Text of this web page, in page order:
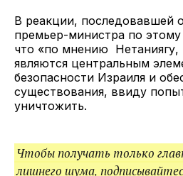
В реакции, последовавшей
премьер-министра по
что «по мнению
являются центральным
безопасности Израиля и
существования, ввиду
уничтожить.
Чтобы получать только
лишнего шума,